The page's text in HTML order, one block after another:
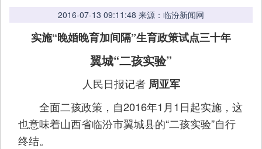
2016-07-13 09:11:48 来源：临汾新闻网
实施“晚婚晚育加间隔”生育政策试点三十年
翼城“二孩实验”
人民日报记者周亚军
全面二孩政策，自2016年1月1日起实施，这
也意味着山西省临汾市翼城县的“二孩实验”自行
终结。